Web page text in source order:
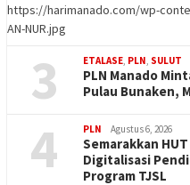
https://harimanado.com/wp-
AN-NUR.jpg
3 ETALASE PLN SULUT
PLN Manado
Pulau Bunaken,
4 PLN Agustus 6, 2026
Semarakkan
Digitalisasi
Program TJSL